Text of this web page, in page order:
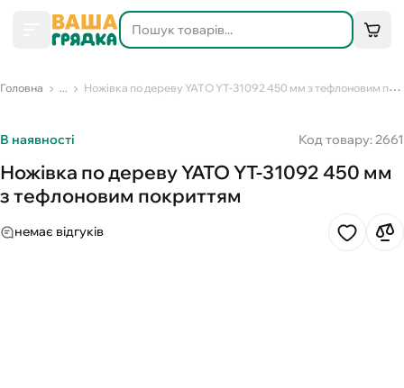
Головна ... Ножівка по дереву YATO YT-31092 450 мм з тефлоновим покриттям
В наявності Код товару: 2661
Ножівка по дереву YATO YT-31092 450 мм
з тефлоновим покриттям
немає відгуків